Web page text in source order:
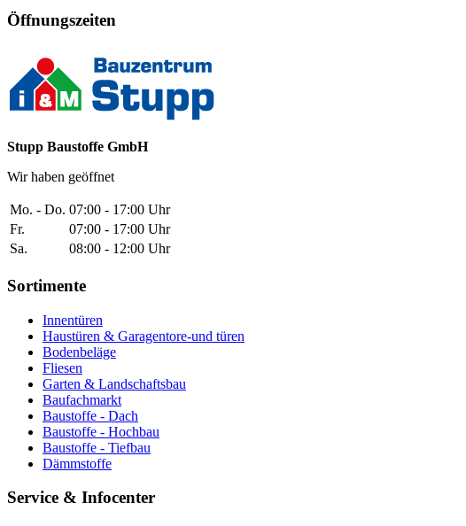
Öffnungszeiten
Stupp Baustoffe GmbH
Wir haben geöffnet
Mo. - Do. 07:00 - 17:00 Uhr
Fr.
07:00 - 17:00 Uhr
Sa.
08:00 - 12:00 Uhr
Sortimente
Innentüren
Haustüren & Garagentore-und türen
Bodenbeläge
Fliesen
Garten & Landschaftsbau
Baufachmarkt
Baustoffe - Dach
Baustoffe - Hochbau
Baustoffe - Tiefbau
Dämmstoffe
Service & Infocenter